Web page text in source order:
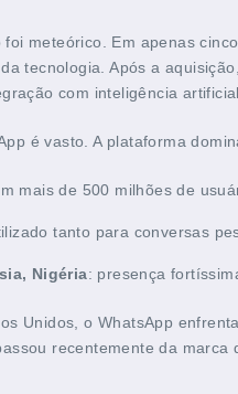
foi meteórico. Em apenas
tecnologia. Após a
com inteligência
é vasto. A plataforma
mais de 500 milhões de
tanto para conversas
Nigéria: presença
Unidos, o WhatsApp
recentemente da